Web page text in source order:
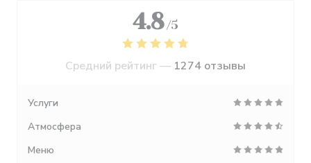
4.8 /5
Средний рейтинг — 1274 отзывы
Услуги
Атмосфера
Меню